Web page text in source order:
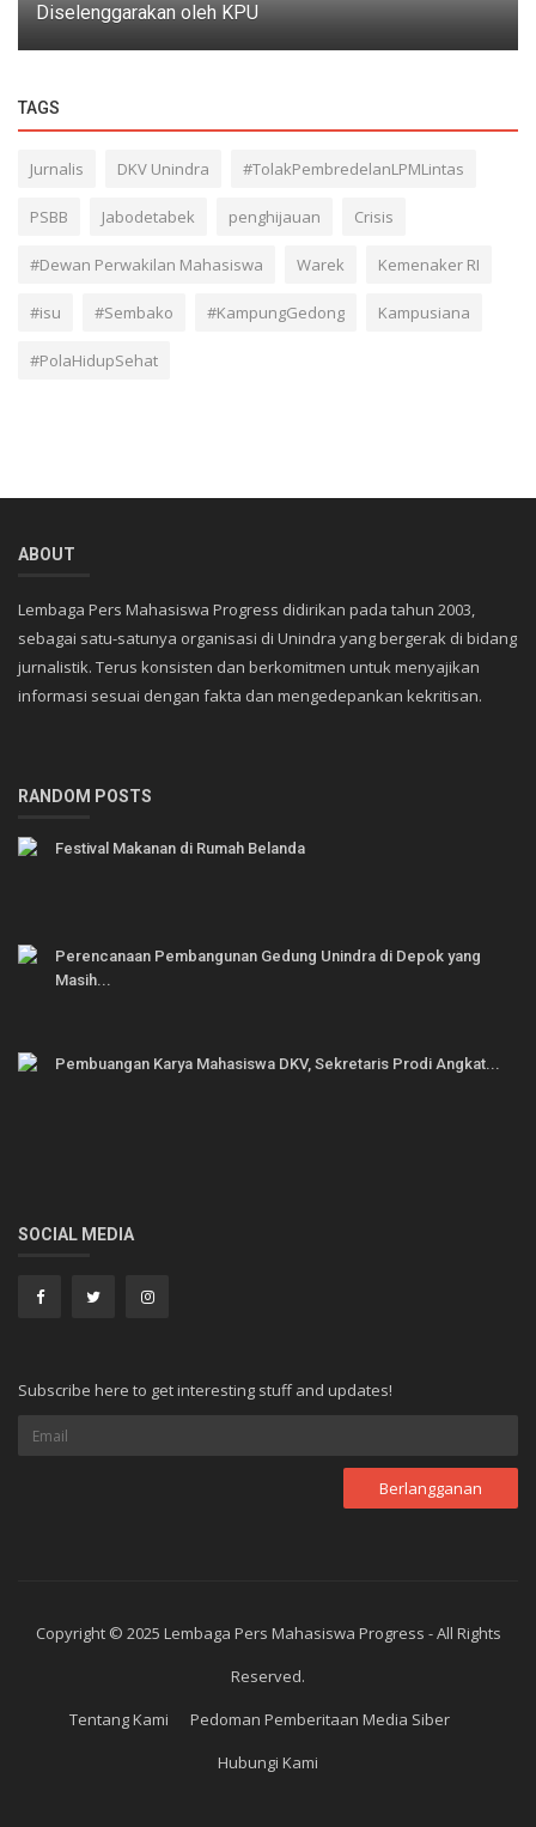
Diselenggarakan oleh KPU
TAGS
Jurnalis DKV Unindra #TolakPembredelanLPMLintas
PSBB Jabodetabek penghijauan Crisis
#Dewan Perwakilan Mahasiswa Warek Kemenaker RI
#isu #Sembako #KampungGedong Kampusiana
#PolaHidupSehat
ABOUT
Lembaga Pers Mahasiswa Progress didirikan pada tahun 2003,
sebagai satu-satunya organisasi di Unindra yang bergerak di bidang
jurnalistik. Terus konsisten dan berkomitmen untuk menyajikan
informasi sesuai dengan fakta dan mengedepankan kekritisan.
RANDOM POSTS
Festival Makanan di Rumah Belanda
Perencanaan Pembangunan Gedung Unindra di Depok yang
Masih...
Pembuangan Karya Mahasiswa DKV, Sekretaris Prodi Angkat...
SOCIAL MEDIA
Subscribe here to get interesting stuff and updates!
Copyright © 2025 Lembaga Pers Mahasiswa Progress - All Rights
Reserved.
Tentang Kami
Pedoman Pemberitaan Media Siber
Hubungi Kami